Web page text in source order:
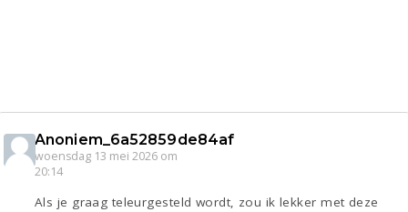
Anoniem_6a52859de84af
woensdag 13 mei 2026 om
20:14
Als je graag teleurgesteld wordt, zou ik lekker met deze